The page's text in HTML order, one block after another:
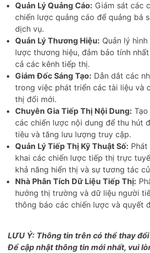
Quản Lý Quảng Cáo: Giám sát các
chiến lược quảng cáo để quảng bá
dịch vụ.
Quản Lý Thương Hiệu: Quản lý
lược thương hiệu, đảm bảo tính
cả các kênh tiếp thị.
Giám Đốc Sáng Tạo: Dẫn dắt các
trong việc phát triển các tài liệu và
thị đổi mới.
Chuyên Gia Tiếp Thị Nội Dung:
các chiến lược nội dung để thu hút
tiêu và tăng lưu lượng truy cập.
Quản Lý Tiếp Thị Kỹ Thuật Số:
khai các chiến lược tiếp thị trực
khả năng hiển thị và sự tương tác
Nhà Phân Tích Dữ Liệu Tiếp Thị:
hướng thị trường và dữ liệu người
thông báo các chiến lược và quyết
LƯU Ý: Thông tin trên có thể thay
Để cập nhật thông tin mới nhất, vui